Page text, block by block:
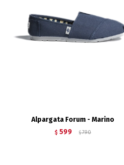
Alpargata Forum - Marino
$ 599 $ 790